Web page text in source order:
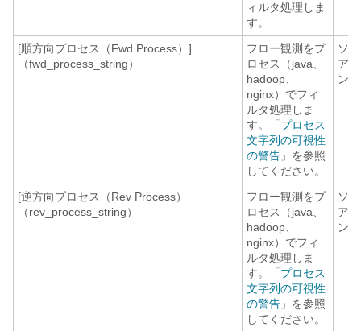
ィルタ処理しま
す。
[順方向プロセス（Fwd Process）]
（fwd_process_string）
フロー観測をプ
ロセス（java、
hadoop、
nginx）でフィ
ルタ処理しま
す。「 プロセス
文字列の可視性
の警告 」を参照
してください。
ソ
ア
ント
[逆方向プロセス（Rev Process）
（rev_process_string）
フロー観測をプ
ロセス（java、
hadoop、
nginx）でフィ
ルタ処理しま
す。「 プロセス
文字列の可視性
の警告 」を参照
してください。
ソ
ア
ント